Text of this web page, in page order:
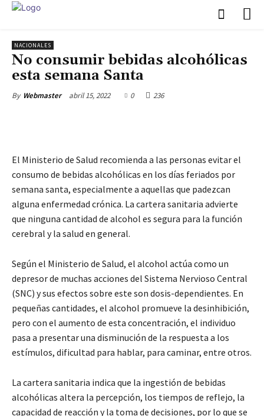
NACIONALES
No consumir bebidas alcohólicas
esta semana Santa
By Webmaster abril 15, 2022 0 236
El Ministerio de Salud recomienda a las personas evitar el
consumo de bebidas alcohólicas en los días feriados por
semana santa, especialmente a aquellas que padezcan
alguna enfermedad crónica. La cartera sanitaria advierte
que ninguna cantidad de alcohol es segura para la función
cerebral y la salud en general.
Según el Ministerio de Salud, el alcohol actúa como un
depresor de muchas acciones del Sistema Nervioso Central
(SNC) y sus efectos sobre este son dosis-dependientes. En
pequeñas cantidades, el alcohol promueve la desinhibición,
pero con el aumento de esta concentración, el individuo
pasa a presentar una disminución de la respuesta a los
estímulos, dificultad para hablar, para caminar, entre otros.
La cartera sanitaria indica que la ingestión de bebidas
alcohólicas altera la percepción, los tiempos de reflejo, la
capacidad de reacción y la toma de decisiones, por lo que se